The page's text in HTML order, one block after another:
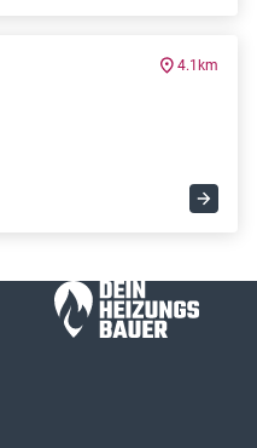
4.1km